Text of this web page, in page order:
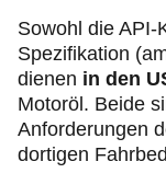
Sowohl die API-
Spezifikation
dienen in den
Motoröl. Beide
Anforderungen
dortigen